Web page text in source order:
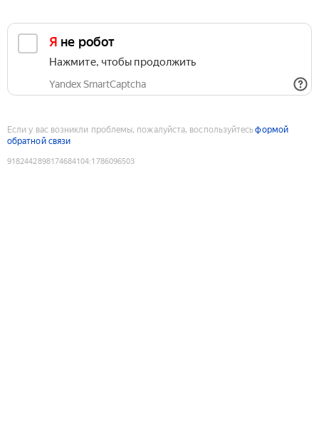
Я не робот
Нажмите, чтобы продолжить
Yandex SmartCaptcha
Если у вас возникли проблемы, пожалуйста, воспользуйтесьформой
обратной связи
9182442898174684104:1786096503